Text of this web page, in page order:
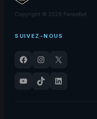
Copyright © 2026 PenseBet
SUIVEZ-NOUS
Facebook Instagram
X
YouTube
TikTok LinkedIn